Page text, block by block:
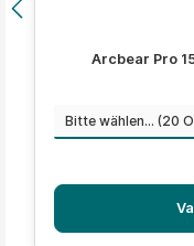
Arcbear Pro
Geschmack